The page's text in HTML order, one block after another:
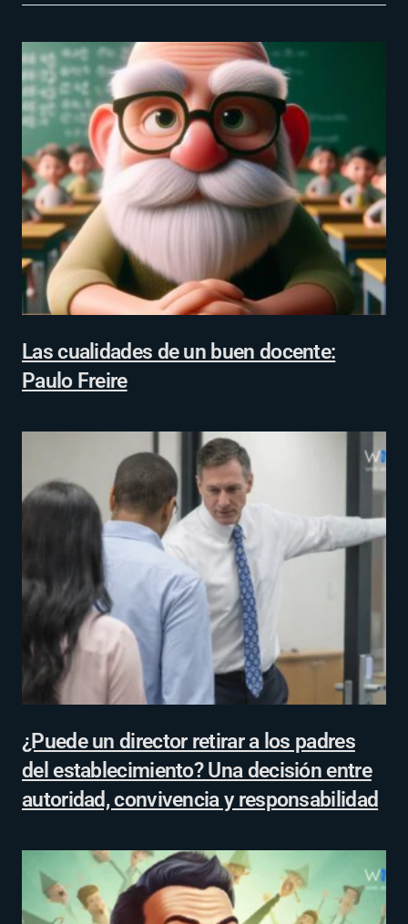
Las cualidades de un buen docente:
Paulo Freire
¿Puede un director retirar a los padres
del establecimiento? Una decisión entre
autoridad, convivencia y responsabilidad